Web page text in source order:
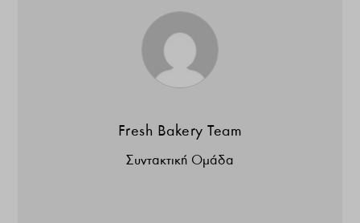
Fresh Bakery Team
Συντακτική Ομάδα